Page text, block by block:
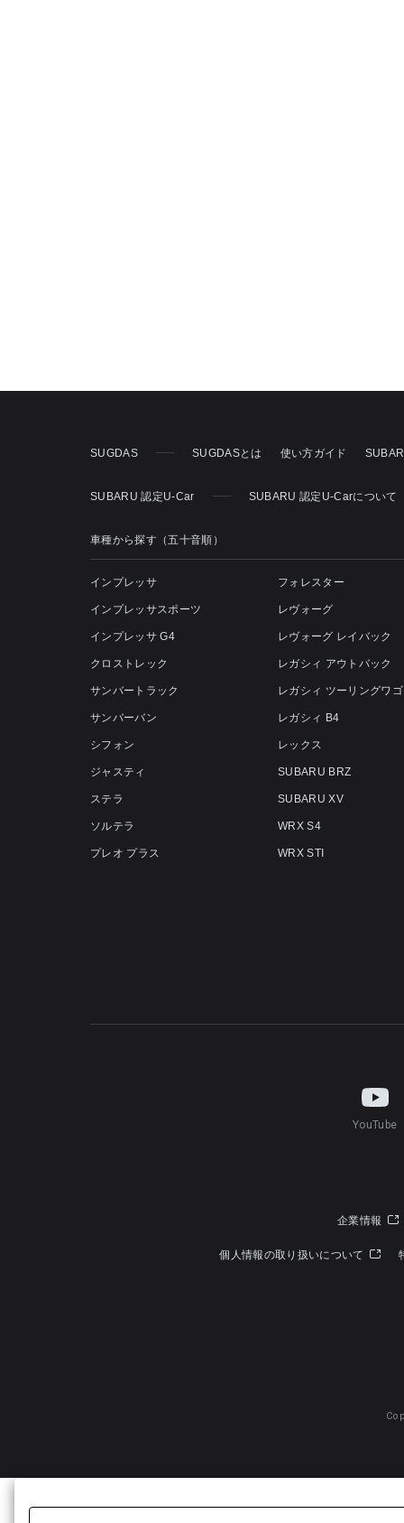
SUGDAS SUGDASとは 使い方ガイド
SUBARU 認定U-Car SUBARU 認定U-Carについて
車種から探す（五十音順）
インプレッサ
インプレッサスポーツ
インプレッサ G4
クロストレック
サンバートラック
サンバーバン
シフォン
ジャスティ
ステラ
ソルテラ
プレオ プラス
フォレスター
レヴォーグ
レヴォーグ レイバック
レガシィ アウトバック
レガシィ ツーリングワ
レガシィ B4
レックス
SUBARU BRZ
SUBARU XV
WRX S4
WRX STI
YouTube
企業情報
個人情報の取り扱いについて